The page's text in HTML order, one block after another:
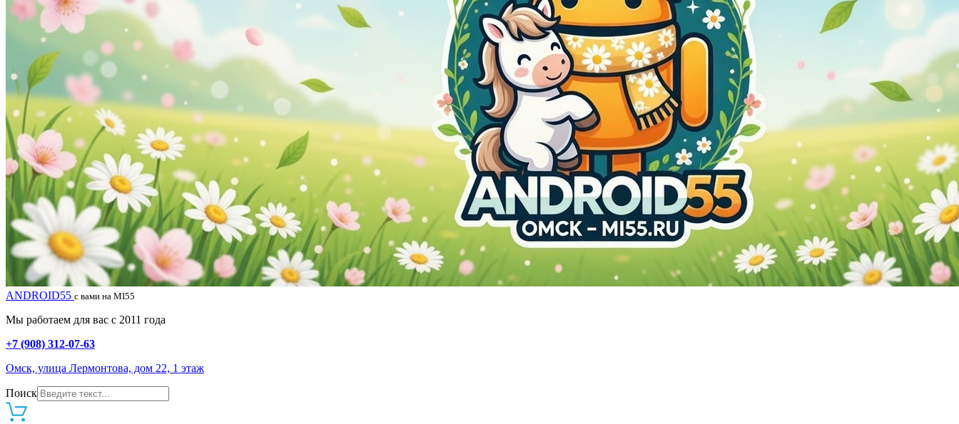
ANDROID55 с вами на MI55
Мы работаем для вас с 2011 года
+7 (908) 312-07-63
Омск, улица Лермонтова, дом 22, 1 этаж
Поиск